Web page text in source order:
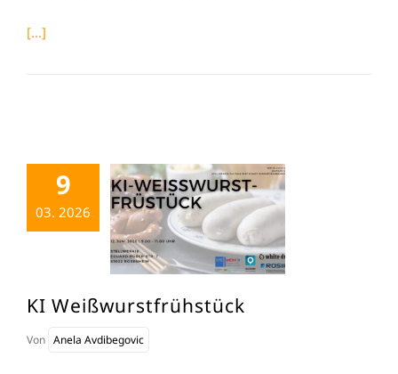
[...]
9
03. 2026
KI Weißwurstfrühstück
Von Anela Avdibegovic